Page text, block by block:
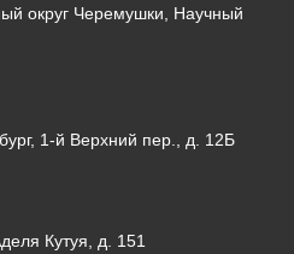
округ Черемушки, Научный
1-й Верхний пер., д. 12Б
Кутуя, д. 151